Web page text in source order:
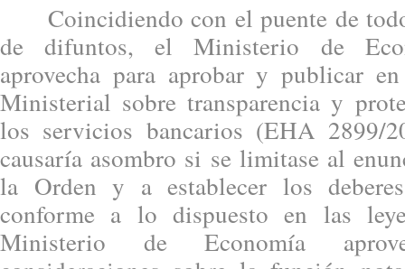
Coincidiendo con el puente de
de difuntos, el Ministerio de
aprovecha para aprobar y publicar
Ministerial sobre transparencia y
los servicios bancarios (EHA 2899/
causaría asombro si se limitase al
la Orden y a establecer los
conforme a lo dispuesto en las
Ministerio de Economía